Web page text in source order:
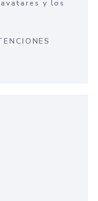
y los